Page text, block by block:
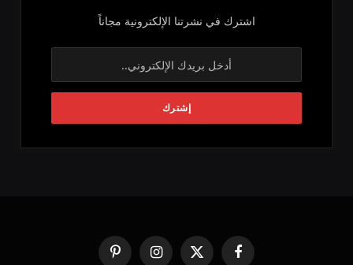
اشترك في نشرتنا الإلكترونية مجاناً
فيسبوك X الانستغرامبينتيريست